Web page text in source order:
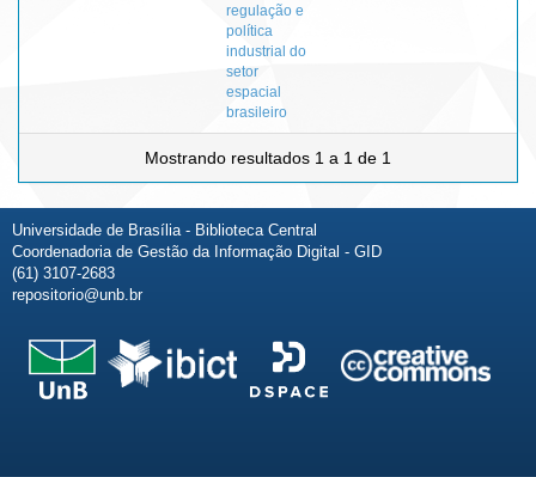
regulação e
política
industrial do
setor
espacial
brasileiro
Mostrando resultados 1 a 1 de 1
Universidade de Brasília - Biblioteca Central
Coordenadoria de Gestão da Informação Digital - GID
(61) 3107-2683
repositorio@unb.br